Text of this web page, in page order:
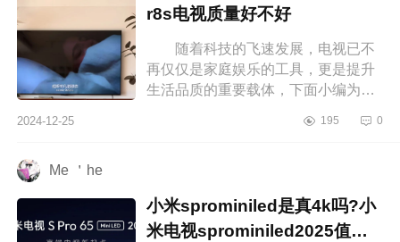
r8s电视质量好不好
随着科技的飞速发展，电视已不
再仅仅是家庭娱乐的工具，更是提升
生活品质的重要载体，下面小编为大
佳r8s电视质量好不好 康佳r8s电...
2024-12-25 195 0
Me ＇he
小米sprominiled是真4k吗?小
米电视sprominiled2025值得